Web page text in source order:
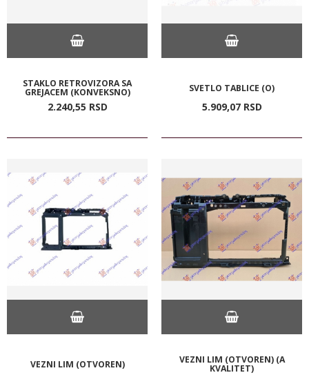
STAKLO RETROVIZORA SA
GREJACEM (KONVEKSNO)
2.240,55 RSD
SVETLO TABLICE (O)
5.909,07 RSD
VEZNI LIM (OTVOREN) VEZNI LIM (OTVOREN) (A
KVALITET)